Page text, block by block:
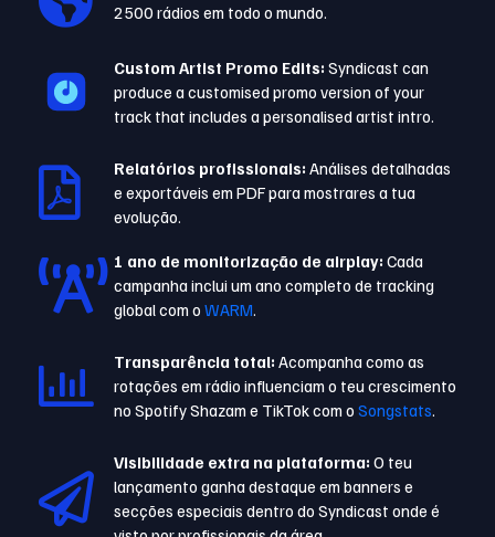
2500 rádios em todo o mundo.
Custom Artist Promo Edits: Syndicast can
produce a customised promo version of your
track that includes a personalised artist intro.
Relatórios profissionais: Análises detalhadas
e exportáveis em PDF para mostrares a tua
evolução.
1 ano de monitorização de airplay: Cada
campanha inclui um ano completo de tracking
global com o WARM.
Transparência total: Acompanha como as
rotações em rádio influenciam o teu crescimento
no Spotify Shazam e TikTok com o Songstats.
Visibilidade extra na plataforma: O teu
lançamento ganha destaque em banners e
secções especiais dentro do Syndicast onde é